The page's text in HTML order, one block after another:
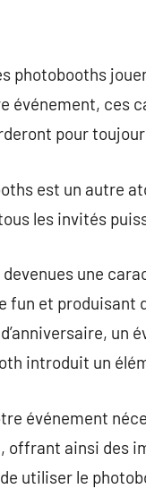
photobooths
événement,
pour
est un autre
les invités
une
et produisant
un
introduit un
événement
offrant ainsi des
utiliser le